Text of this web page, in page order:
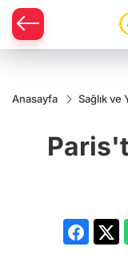
Anasayfa Sağlık ve